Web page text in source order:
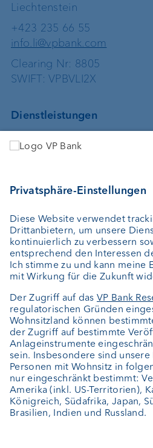
Liechtenstein
+423 235 66 55
info.li@vpbank.com
Clearing Nr: 8805
SWIFT: VPBVLI2X
Dienstleistungen
Vermögensverwaltung
Depotbank
Externer Vermögensverwalter
Private Label Fonds
Investment Consulting
Über uns
Jobs
News
Downloads
Kundenfeedback
Kontakt
Newsletter
Geschäftsbericht
Cookie-Einstellungen